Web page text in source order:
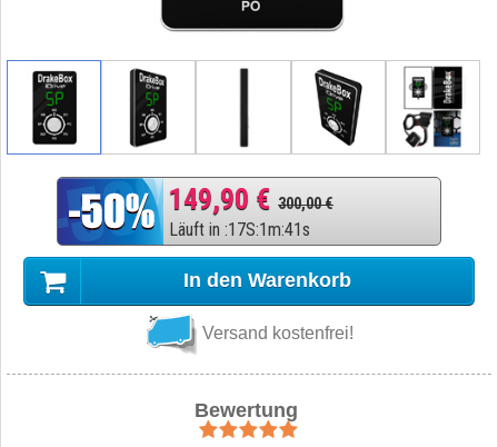
149,90 € 300,00 €
Läuft in :17S:1m:40s
In den Warenkorb
Versand kostenfrei!
Bewertung